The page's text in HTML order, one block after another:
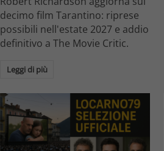
decimo film Tarantino: riprese
possibili nell'estate 2027 e addio
definitivo a The Movie Critic.
Leggi di più